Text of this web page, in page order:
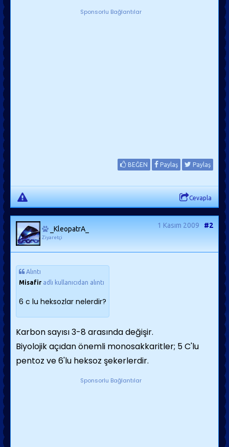
Sponsorlu Bağlantılar
BEĞEN Paylaş Paylaş
Cevapla
_KleopatrA_
Ziyaretçi
1 Kasım 2009 #2
Alıntı
Misafir adlı kullanıcıdan alıntı
6 c lu heksozlar nelerdir?
Karbon sayısı 3-8 arasında değişir.
Biyolojik açıdan önemli monosakkaritler; 5 C'lu
pentoz ve 6'lu heksoz şekerlerdir.
Sponsorlu Bağlantılar